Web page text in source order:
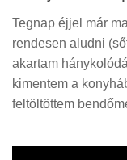
Tegnap éjjel már
rendesen aludni
akartam
kimentem a
feltöltöttem